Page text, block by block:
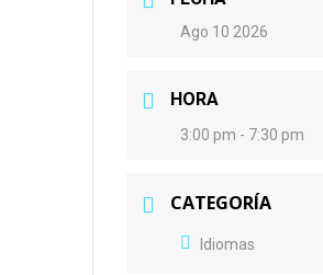
Ago 10 2026
HORA
3:00 pm - 7:30 pm
CATEGORÍA
Idiomas